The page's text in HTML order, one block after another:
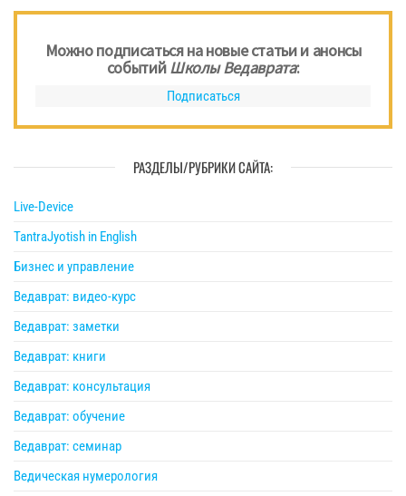
Можно подписаться на новые статьи и анонсы
событийШколы Ведаврата:
Подписаться
РАЗДЕЛЫ/РУБРИКИ САЙТА:
Live-Device
TantraJyotish in English
Бизнес и управление
Ведаврат: видео-курс
Ведаврат: заметки
Ведаврат: книги
Ведаврат: консультация
Ведаврат: обучение
Ведаврат: семинар
Ведическая нумерология